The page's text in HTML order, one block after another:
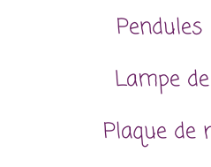
Pendules
Lampe
Plaque de